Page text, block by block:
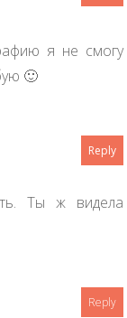
я не смогу
🙂
Reply
Ты ж видела
Reply